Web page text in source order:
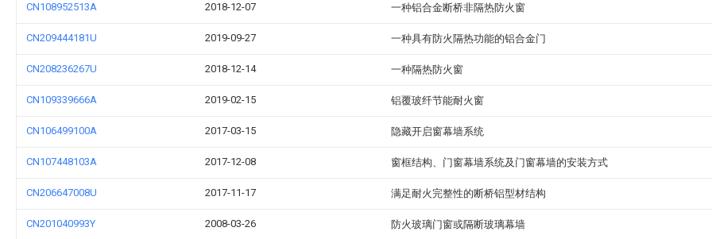
CN108952513A 2018-12-07 一种铝合金断桥非隔热防火窗
CN209444181U 2019-09-27 一种具有防火隔热功能的铝合金门
CN208236267U 2018-12-14 一种隔热防火窗
CN109339666A 2019-02-15 铝覆玻纤节能耐火窗
CN106499100A 2017-03-15 隐藏开启窗幕墙系统
CN107448103A 2017-12-08 窗框结构、门窗幕墙系统及门窗幕墙的安装方式
CN206647008U 2017-11-17 满足耐火完整性的断桥铝型材结构
CN201040993Y 2008-03-26 防火玻璃门窗或隔断玻璃幕墙